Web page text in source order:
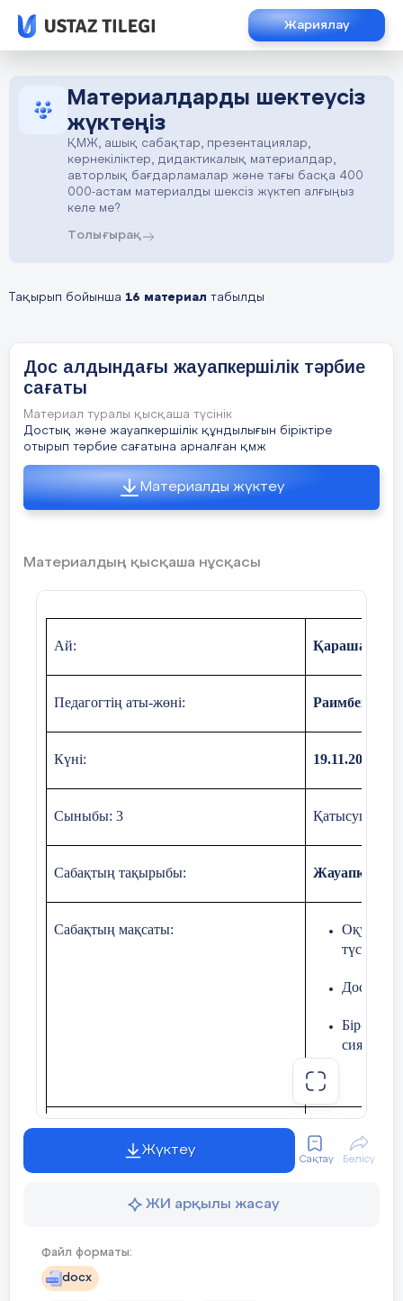
Жариялау
Материалдарды шектеусіз
жүктеңіз
ҚМЖ, ашық сабақтар, презентациялар,
көрнекіліктер, дидактикалық материалдар,
авторлық бағдарламалар және тағы басқа 400
000-астам материалды шексіз жүктеп алғыңыз
келе ме?
Толығырақ
Тақырып бойынша 16 материал табылды
Дос алдындағы жауапкершілік тәрбие
сағаты
Материал туралы қысқаша түсінік
Достық және жауапкершілік құндылығын біріктіре
отырып тәрбие сағатына арналған қмж
Материалды жүктеу
Материалдың қысқаша нұсқасы
Ай: Қараша
Педагогтің аты-жөні: Раимбекова
Күні: 19.11.2024
Сыныбы: 3 Қатысушылар
Сабақтың тақырыбы:
Сабақтың мақсаты:
түсіндіру;
Достық
Бір-
сияқты
Уақыты
Жүктеу
Сақтау Бөлісу
ЖИ арқылы жасау
Файл форматы:
docx